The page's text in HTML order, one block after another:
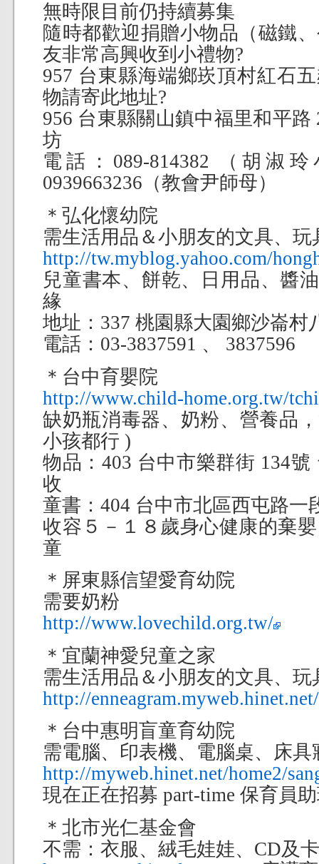
無時限目前仍持續募集
隨時都歡迎捐贈小物品（磁鐵
友非常高興收到小禮物?
957 台東縣海端鄉崁頂村紅石
物請寄此地址?
956 台東縣關山鎮中福里和平
坊
電話：089-814382 （胡淑玲
0939663236（教會尹師母）
＊弘化懷幼院
需生活用品＆小朋友的文具、玩
http://tw.myblog.yahoo.com/
兒童書本、餅乾、日用品、醬
緣
地址：337 桃園縣大園鄉沙崙村
電話：03-3837591 、 3837596
＊台中育嬰院
http://www.child-home.org.tw/
缺奶瓶消毒器、奶粉、營養品
小孩都行 )
物品：403 台中市樂群街 134
收
童書：404 台中市北區西屯路一
收容５－１８歲身心健康的棄
童
＊屏東縣信望愛育幼院
需要奶粉
http://www.lovechild.org.tw/
＊宜蘭神愛兒童之家
需生活用品＆小朋友的文具、玩
http://enneagram.myweb.hinet.net/
＊台中惠明盲童育幼院
需電腦、印表機、電腦桌、床具
http://myweb.hinet.net/home2/
現在正在招募 part-time 保育員
＊北市光仁基金會
不需：衣服、絨毛娃娃、CD及